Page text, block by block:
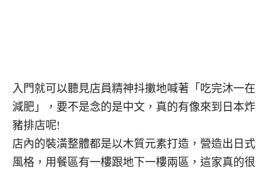
入門就可以聽見店員精神抖擻地喊著「吃完沐一在
減肥」，要不是念的是中文，真的有像來到日本炸
豬排店呢!
店內的裝潢整體都是以木質元素打造，營造出日式
風格，用餐區有一樓跟地下一樓兩區，這家真的很